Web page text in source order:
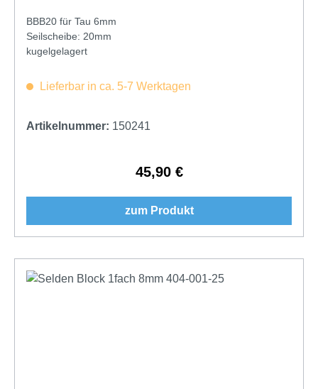
BBB20 für Tau 6mm
Seilscheibe: 20mm
kugelgelagert
Lieferbar in ca. 5-7 Werktagen
Artikelnummer: 150241
Regulärer Preis:
45,90 €
zum Produkt